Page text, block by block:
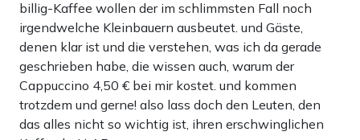
billig-Kaffee wollen der im schlimmsten Fall noch
irgendwelche Kleinbauern ausbeutet. und Gäste,
denen klar ist und die verstehen, was ich da gerade
geschrieben habe, die wissen auch, warum der
Cappuccino 4,50 € bei mir kostet. und kommen
trotzdem und gerne! also lass doch den Leuten, den
das alles nicht so wichtig ist, ihren erschwinglichen